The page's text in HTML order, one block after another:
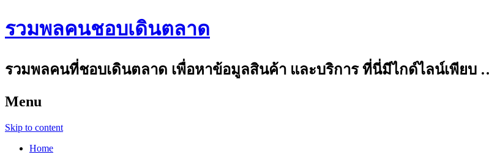
รวมพลคนชอบเดินตลาด
รวมพลคนที่ชอบเดินตลาด เพื่อหาข้อมูลสินค้า และบริการ ที่นี่มีไกด์ไลน์เพียบ
Menu
Skip to content
Home